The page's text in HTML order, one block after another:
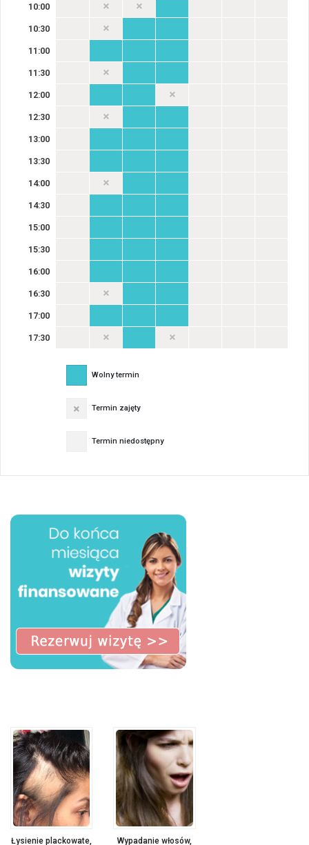
10:00
10:30
11:00
11:30
12:00
12:30
13:00
13:30
14:00
14:30
15:00
15:30
16:00
16:30
17:00
17:30
Wolny termin
Termin zajęty
Termin niedostępny
Łysienie plackowate, Wypadanie włosów,